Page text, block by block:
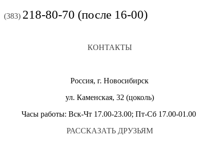
(383) 218-80-70 (после 16-00)
КОНТАКТЫ
Россия, г. Новосибирск
ул. Каменская, 32 (цоколь)
Часы работы: Вск-Чт 17.00-23.00; Пт-Сб 17.00-01.00
РАССКАЗАТЬ ДРУЗЬЯМ